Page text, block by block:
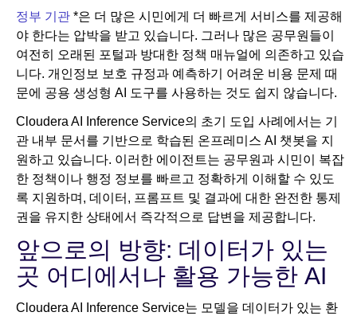
정부 기관 *은 더 많은 시민에게 더 빠르게 서비스를 제공해
야 한다는 압박을 받고 있습니다. 그러나 많은 공무원들이
여전히 오래된 포털과 방대한 정책 매뉴얼에 의존하고 있습
니다. 개인정보 보호 규정과 예측하기 어려운 비용 문제 때
문에 공용 생성형 AI 도구를 사용하는 것도 쉽지 않습니다.
Cloudera AI Inference Service의 초기 도입 사례에서는 기
관 내부 문서를 기반으로 학습된 온프레미스 AI 챗봇을 지
원하고 있습니다. 이러한 에이전트는 공무원과 시민이 복잡
한 정책이나 행정 정보를 빠르고 정확하게 이해할 수 있도
록 지원하며, 데이터, 프롬프트 및 결과에 대한 완전한 통제
권을 유지한 상태에서 즉각적으로 답변을 제공합니다.
앞으로의 방향: 데이터가 있는
곳 어디에서나 활용 가능한 AI
Cloudera AI Inference Service는 모델을 데이터가 있는 환